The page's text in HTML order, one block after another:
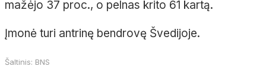
mažėjo 37 proc., o pelnas krito 61 kartą.
Įmonė turi antrinę bendrovę Švedijoje.
Šaltinis: BNS